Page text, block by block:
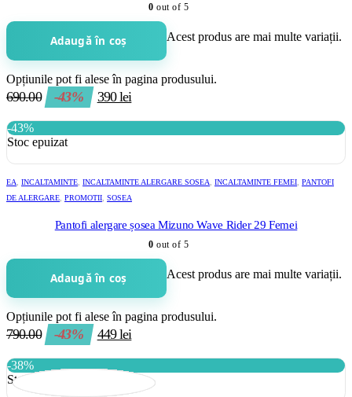
0 out of 5
Adaugă în coș Acest produs are mai multe variații.
Opțiunile pot fi alese în pagina produsului.
690.00 -43% 390lei
-43%
Stoc epuizat
EA INCALTAMINTE INCALTAMINTE ALERGARE SOSEA INCALTAMINTE FEMEI PANTOFI
DE ALERGARE PROMOTII SOSEA
Pantofi alergare șosea Mizuno Wave Rider 29 Femei
0 out of 5
Adaugă în coș Acest produs are mai multe variații.
Opțiunile pot fi alese în pagina produsului.
790.00 -43% 449lei
-38%
Stoc epuizat